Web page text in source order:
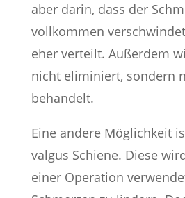
aber darin, dass der
vollkommen
eher verteilt. Außerdem
nicht eliminiert, sondern
behandelt.
Eine andere Möglichkeit
valgus Schiene. Diese
einer Operation